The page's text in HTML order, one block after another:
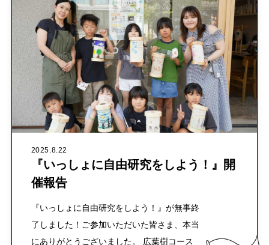
2025.8.22
『いっしょに自由研究をしよう！』開
催報告
『いっしょに自由研究をしよう！』が無事終
了しました！ご参加いただいた皆さま、本当
にありがとうございました。 広葉樹コース